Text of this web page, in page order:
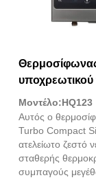
Μοντέλο:HQ123
Αυτός ο
Turbo Compact
ατελείωτο ζεστό
σταθερής
συμπαγούς